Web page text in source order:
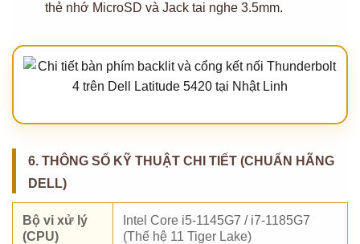
thẻ nhớ MicroSD và Jack tai nghe 3.5mm.
6. THÔNG SỐ KỸ THUẬT CHI TIẾT (CHUẨN HÃNG
DELL)
Bộ vi xử lý
(CPU)
Intel Core i5-1145G7 / i7-1185G7
(Thế hệ 11 Tiger Lake)